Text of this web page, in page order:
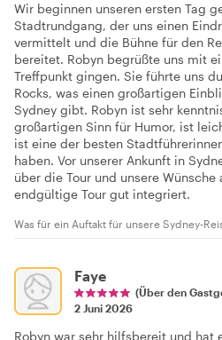
Wir beginnen unseren ersten Tag
Stadtrundgang, der uns einen
vermittelt und die Bühne für den
bereitet. Robyn begrüßte uns mit
Treffpunkt gingen. Sie führte uns
Rocks, was einen großartigen
Sydney gibt. Robyn ist sehr
großartigen Sinn für Humor, ist
ist eine der besten
haben. Vor unserer Ankunft in
über die Tour und unsere
endgültige Tour gut integriert.
Was für ein Auftakt für unsere Sydney-
Faye
(Über den
2 Juni 2026
Robyn war sehr hilfsbereit und hat